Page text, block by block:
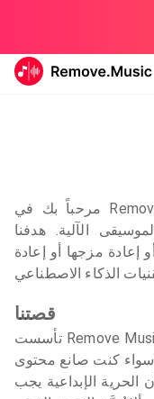
مرحباً بك في Remove Music – الأداة المفضّلة المدعومة
الآلية. هدفنا
مزجها أو إعادة
قصتنا
تأسست Remove Music عام 2025 لتلبية الطلب المتزايد على
كنت صانع محتوى
الإبداعية يجب